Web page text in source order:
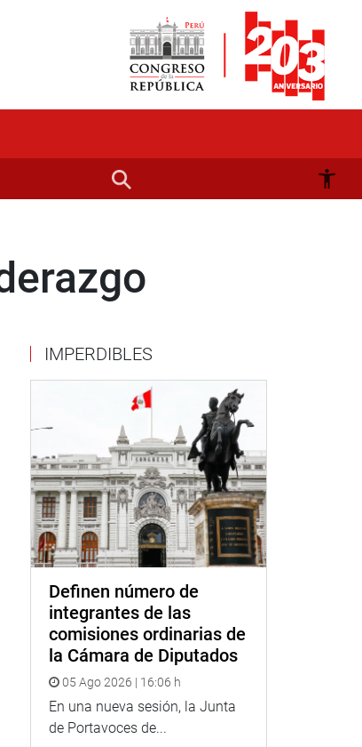
IMPERDIBLES
Definen número de
integrantes de las
comisiones ordinarias de
la Cámara de Diputados
05 Ago 2026 | 16:06 h
En una nueva sesión, la Junta
de Portavoces de...